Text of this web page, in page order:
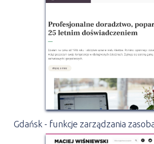
Gdańsk - funkcje zarządzania